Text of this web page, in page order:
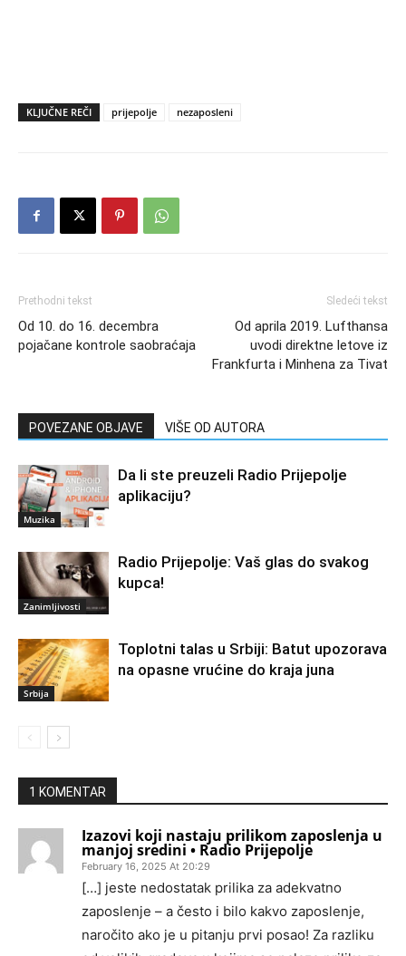
KLJUČNE REČI prijepolje nezaposleni
Prethodni tekst
Od 10. do 16. decembra
pojačane kontrole saobraćaja
Sledeći tekst
Od aprila 2019. Lufthansa
uvodi direktne letove iz
Frankfurta i Minhena za Tivat
POVEZANE OBJAVE VIŠE OD AUTORA
Muzika
Da li ste preuzeli Radio Prijepolje
aplikaciju?
Zanimljivosti
Radio Prijepolje: Vaš glas do svakog
kupca!
Srbija
Toplotni talas u Srbiji: Batut upozorava
na opasne vrućine do kraja juna
1 KOMENTAR
Izazovi koji nastaju prilikom zaposlenja u
manjoj sredini • Radio Prijepolje
February 16, 2025 At 20:29
[…] jeste nedostatak prilika za adekvatno
zaposlenje – a često i bilo kakvo zaposlenje,
naročito ako je u pitanju prvi posao! Za razliku